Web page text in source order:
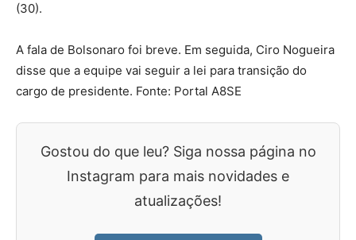
(30).
A fala de Bolsonaro foi breve. Em seguida, Ciro Nogueira
disse que a equipe vai seguir a lei para transição do
cargo de presidente. Fonte: Portal A8SE
Gostou do que leu? Siga nossa página no
Instagram para mais novidades e
atualizações!